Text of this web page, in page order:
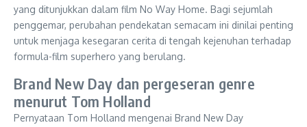
yang ditunjukkan dalam film No Way Home. Bagi sejumlah
penggemar, perubahan pendekatan semacam ini dinilai penting
untuk menjaga kesegaran cerita di tengah kejenuhan terhadap
formula-film superhero yang berulang.
Brand New Day dan pergeseran genre
menurut Tom Holland
Pernyataan Tom Holland mengenai Brand New Day